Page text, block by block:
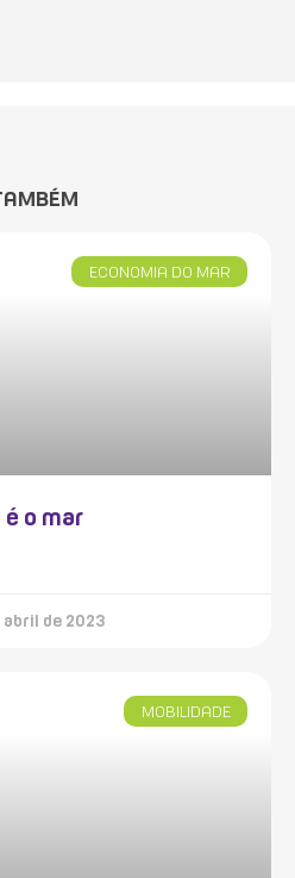
ECONOMIA DO MAR
é o mar
abril de 2023
MOBILIDADE